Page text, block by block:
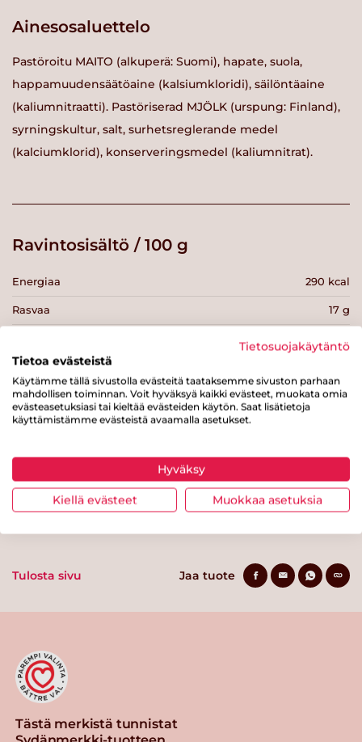
Ainesosaluettelo
Pastöroitu MAITO (alkuperä: Suomi), hapate, suola,
happamuudensäätöaine (kalsiumkloridi), säilöntäaine
(kaliumnitraatti). Pastöriserad MJÖLK (urspung: Finland),
syrningskultur, salt, surhetsreglerande medel
(kalciumklorid), konserveringsmedel (kaliumnitrat).
Ravintosisältö / 100 g
Energiaa 290 kcal
Rasvaa 17 g
Hiilihydraatteja
josta sokereita 0 g
Kuitua
Suolaa 1 g
Tulosta sivu Jaa tuote
Tästä merkistä tunnistat
Tietosuojakäytäntö
Tietoa evästeistä
Käytämme tällä sivustolla evästeitä taataksemme sivuston parhaan
mahdollisen toiminnan. Voit hyväksyä kaikki evästeet, muokata omia
evästeasetuksiasi tai kieltää evästeiden käytön. Saat lisätietoja
käyttämistämme evästeistä avaamalla asetukset.
Hyväksy
Kiellä evästeet Muokkaa asetuksia